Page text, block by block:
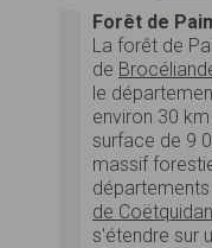
Forêt de
La forêt de
de
le
environ 30 km
surface de 9
massif
de Coëtquidan
s'étendre sur